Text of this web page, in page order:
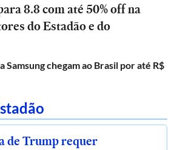
8.8 com até 50% off na
do Estadão e do
Samsung chegam ao Brasil por até R$
de Trump requer